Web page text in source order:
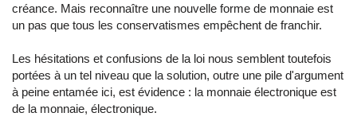
créance. Mais reconnaître une nouvelle forme de monnaie est
un pas que tous les conservatismes empêchent de franchir.
Les hésitations et confusions de la loi nous semblent toutefois
portées à un tel niveau que la solution, outre une pile d'argument
à peine entamée ici, est évidence : la monnaie électronique est
de la monnaie, électronique.